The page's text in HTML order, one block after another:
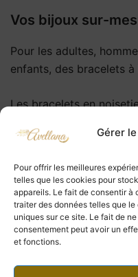
Gérer
Pour offrir les meilleures
telles que les cookies pour
appareils. Le fait de consentir à
traiter des données telles que
uniques sur ce site. Le fait de
consentement peut avoir un
et fonctions.
Vos bijoux sur-
Pour les adultes,
enfants, des bracelets
Les bracelets en
Les bracelets en pierres
Des bijoux à offrir
Des bijoux nature,
Chaque bijou est
afin d’obtenir un bijou